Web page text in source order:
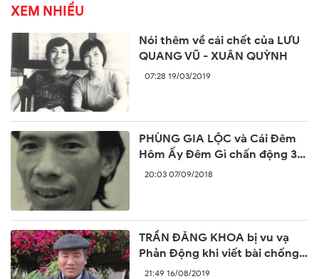
XEM NHIỀU
Nói thêm về cái chết của LƯU
QUANG VŨ - XUÂN QUỲNH
07:28 19/03/2019
PHÙNG GIA LỘC và Cái Đêm
Hôm Ấy Đêm Gì chấn động 30
năm trước
20:03 07/09/2018
TRẦN ĐĂNG KHOA bị vu vạ
Phản Động khi viết bài chống
lại sự ngang ngược của Trung
21:49 16/08/2019